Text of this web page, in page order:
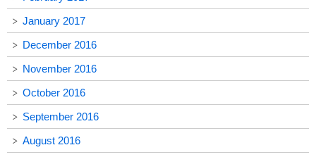
January 2017
December 2016
November 2016
October 2016
September 2016
August 2016